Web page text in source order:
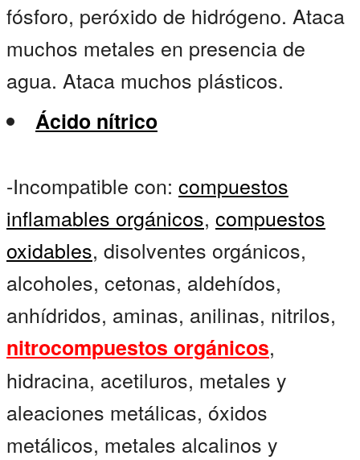
fósforo, peróxido de hidrógeno. Ataca
muchos metales en presencia de
agua. Ataca muchos plásticos.
Ácido nítrico
-Incompatible con: compuestos
inflamables orgánicos, compuestos
oxidables, disolventes orgánicos,
alcoholes, cetonas, aldehídos,
anhídridos, aminas, anilinas, nitrilos,
nitrocompuestos orgánicos,
hidracina, acetiluros, metales y
aleaciones metálicas, óxidos
metálicos, metales alcalinos y